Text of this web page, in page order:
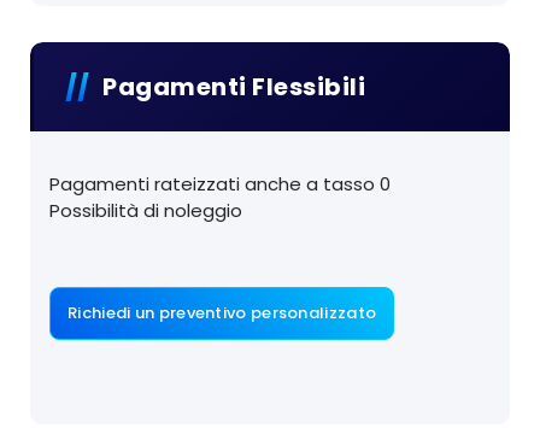
Pagamenti Flessibili
Pagamenti rateizzati anche a tasso 0
Possibilità di noleggio
Richiedi un preventivo personalizzato